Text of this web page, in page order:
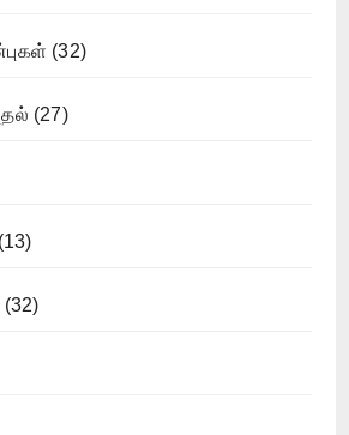
(32)
(27)
(13)
(32)